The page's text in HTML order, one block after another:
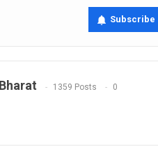
Subscribe
1359 Posts 0